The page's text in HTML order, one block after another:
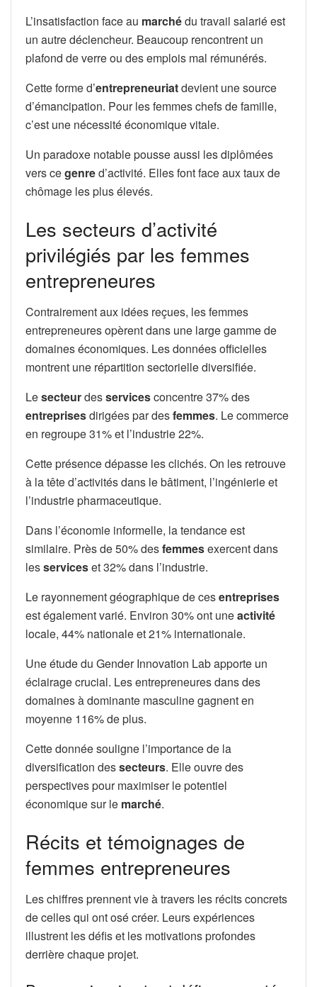
L’insatisfaction face au marchédu travail salarié est
un autre déclencheur. Beaucoup rencontrent un
plafond de verre ou des emplois mal rémunérés.
Cette forme d’entrepreneuriatdevient une source
d’émancipation. Pour les femmes chefs de famille,
c’est une nécessité économique vitale.
Un paradoxe notable pousse aussi les diplômées
vers cegenred’activité. Elles font face aux taux de
chômage les plus élevés.
Les secteurs d’activité
privilégiés par les femmes
entrepreneures
Contrairement aux idées reçues, les femmes
entrepreneures opèrent dans une large gamme de
domaines économiques. Les données officielles
montrent une répartition sectorielle diversifiée.
Lesecteurdesservicesconcentre 37% des
entreprisesdirigées par desfemmes. Le commerce
en regroupe 31% et l’industrie 22%.
Cette présence dépasse les clichés. On les retrouve
à la tête d’activités dans le bâtiment, l’ingénierie et
l’industrie pharmaceutique.
Dans l’économie informelle, la tendance est
similaire. Près de 50% desfemmesexercent dans
lesserviceset 32% dans l’industrie.
Le rayonnement géographique de cesentreprises
est également varié. Environ 30% ont uneactivité
locale, 44% nationale et 21% internationale.
Une étude du Gender Innovation Lab apporte un
éclairage crucial. Les entrepreneures dans des
domaines à dominante masculine gagnent en
moyenne 116% de plus.
Cette donnée souligne l’importance de la
diversification dessecteurs. Elle ouvre des
perspectives pour maximiser le potentiel
économique sur le marché.
Récits et témoignages de
femmes entrepreneures
Les chiffres prennent vie à travers les récits concrets
de celles qui ont osé créer. Leurs expériences
illustrent les défis et les motivations profondes
derrière chaque projet.